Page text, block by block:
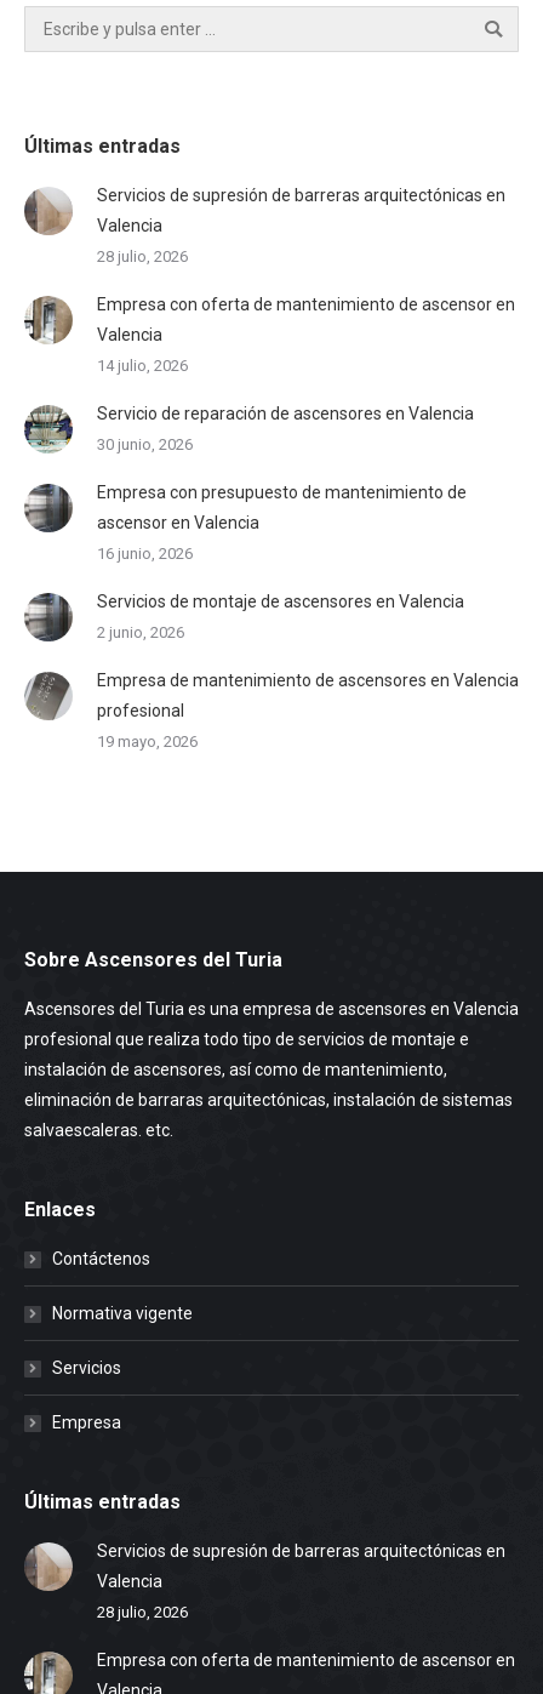
Buscar:
Últimas entradas
Servicios de supresión de barreras arquitectónicas en
Valencia
28 julio, 2026
Empresa con oferta de mantenimiento de ascensor en
Valencia
14 julio, 2026
Servicio de reparación de ascensores en Valencia
30 junio, 2026
Empresa con presupuesto de mantenimiento de
ascensor en Valencia
16 junio, 2026
Servicios de montaje de ascensores en Valencia
2 junio, 2026
Empresa de mantenimiento de ascensores en Valencia
profesional
19 mayo, 2026
Sobre Ascensores del Turia
Ascensores del Turia es una empresa de ascensores en Valencia
profesional que realiza todo tipo de servicios de montaje e
instalación de ascensores, así como de mantenimiento,
eliminación de barraras arquitectónicas, instalación de sistemas
salvaescaleras. etc.
Enlaces
Contáctenos
Normativa vigente
Servicios
Empresa
Últimas entradas
Servicios de supresión de barreras arquitectónicas en
Valencia
28 julio, 2026
Empresa con oferta de mantenimiento de ascensor en